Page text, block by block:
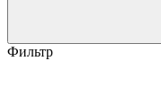
Фильтр